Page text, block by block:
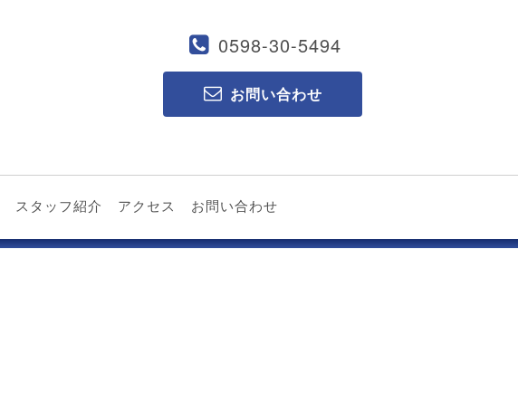
0598-30-5494
お問い合わせ
スタッフ紹介 アクセス お問い合わせ